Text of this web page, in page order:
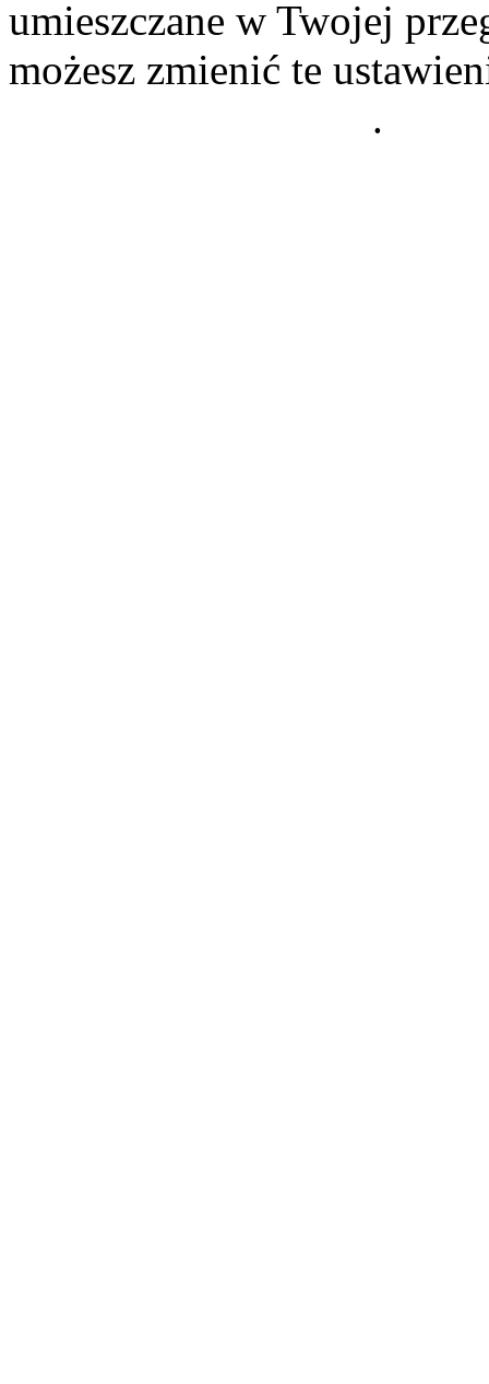
umieszczane w Twojej
możesz zmienić te
.